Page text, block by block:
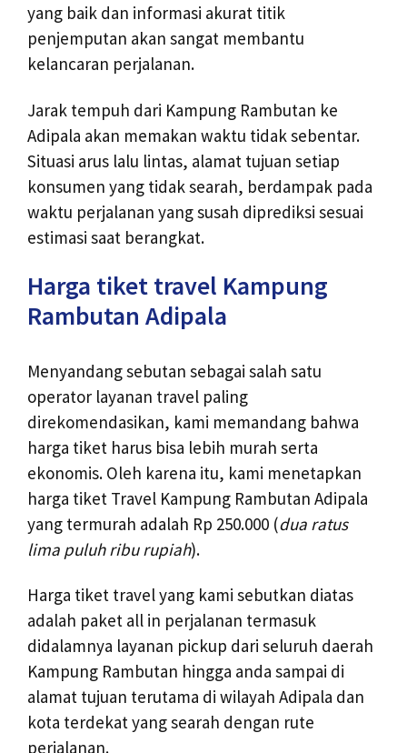
yang baik dan informasi akurat titik
penjemputan akan sangat membantu
kelancaran perjalanan.
Jarak tempuh dari Kampung Rambutan ke
Adipala akan memakan waktu tidak sebentar.
Situasi arus lalu lintas, alamat tujuan setiap
konsumen yang tidak searah, berdampak pada
waktu perjalanan yang susah diprediksi sesuai
estimasi saat berangkat.
Harga tiket travel Kampung
Rambutan Adipala
Menyandang sebutan sebagai salah satu
operator layanan travel paling
direkomendasikan, kami memandang bahwa
harga tiket harus bisa lebih murah serta
ekonomis. Oleh karena itu, kami menetapkan
harga tiket Travel Kampung Rambutan Adipala
yang termurah adalah Rp 250.000 (dua ratus
lima puluh ribu rupiah).
Harga tiket travel yang kami sebutkan diatas
adalah paket all in perjalanan termasuk
didalamnya layanan pickup dari seluruh daerah
Kampung Rambutan hingga anda sampai di
alamat tujuan terutama di wilayah Adipala dan
kota terdekat yang searah dengan rute
perjalanan.